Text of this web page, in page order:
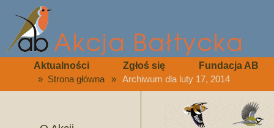
Aktualności Zgłoś się Fundacja AB
» Strona główna » Archiwum dla luty 17, 2014